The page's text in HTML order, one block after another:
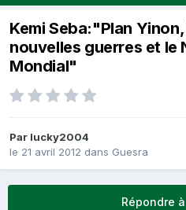
Kemi Seba:"Plan
nouvelles guerres et le
Mondial"
Par lucky2004
le 21 avril 2012 dans Guesra
Répondre